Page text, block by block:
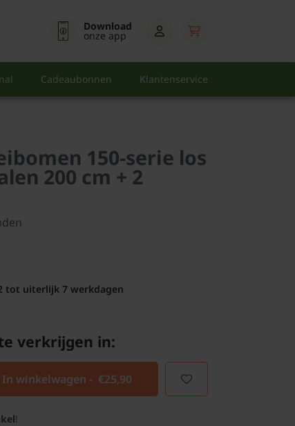
Download
onze app
Cadeaubonnen Klantenservice
150-serie los
200 cm + 2
tot uiterlijk 7 werkdagen
verkrijgen in:
In winkelwagen - €25,90
!